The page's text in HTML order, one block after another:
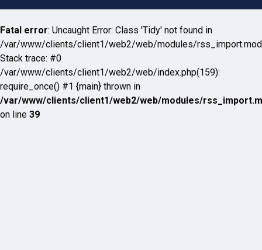
Fatal error: Uncaught Error: Class 'Tidy' not found in
/var/www/clients/client1/web2/web/modules/
Stack trace: #0
/var/www/clients/client1/web2/web/index.php(159):
require_once() #1 {main} thrown in
/var/www/clients/client1/web2/web/modules/
on line 39